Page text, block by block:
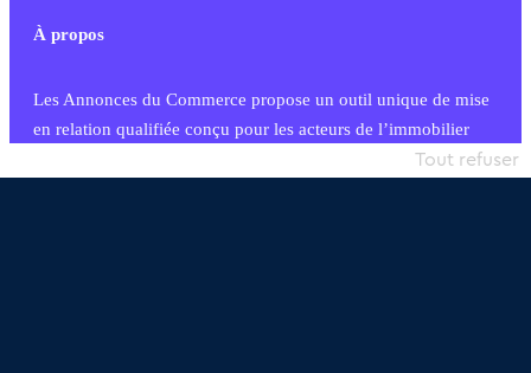
À propos
Les Annonces du Commerce propose un outil unique de mise
en relation qualifiée conçu pour les acteurs de l’immobilier
commercial et les collectivités territoriales, simple et intégrant
Tout refuser